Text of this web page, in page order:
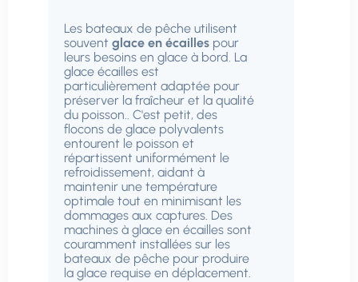
Les bateaux de pêche utilisent
souvent glace en écailles pour
leurs besoins en glace à bord. La
glace écailles est
particulièrement adaptée pour
préserver la fraîcheur et la qualité
du poisson.. C'est petit, des
flocons de glace polyvalents
entourent le poisson et
répartissent uniformément le
refroidissement, aidant à
maintenir une température
optimale tout en minimisant les
dommages aux captures. Des
machines à glace en écailles sont
couramment installées sur les
bateaux de pêche pour produire
la glace requise en déplacement.